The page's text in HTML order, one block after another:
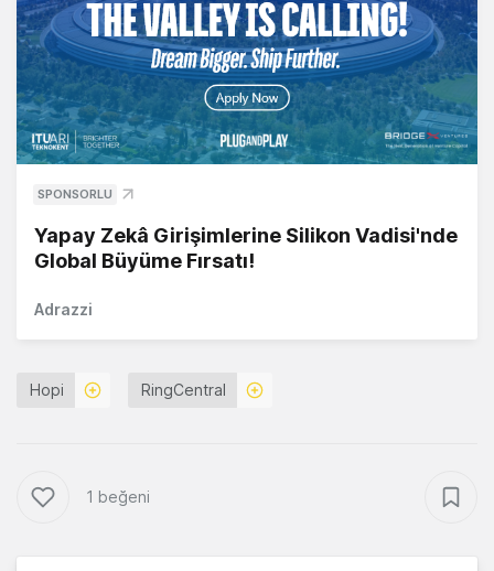
SPONSORLU
Yapay Zekâ Girişimlerine Silikon Vadisi'nde
Global Büyüme Fırsatı!
Adrazzi
Hopi RingCentral
1 beğeni